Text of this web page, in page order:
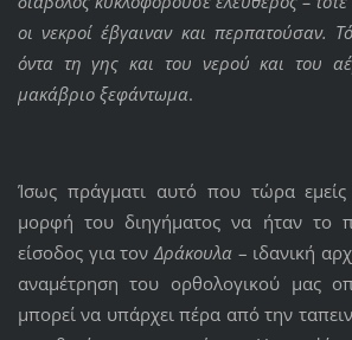
οι νεκροί έβγαιναν και περπατούσαν.
όντα τη γης και του νερού και του
μακάβριο ξεφάντωμα.
Ίσως πράγματι αυτό που τώρα
μορφή του διηγήματος να ήταν το
είσοδος για τον Δράκουλα – ιδανική
αναμέτρηση του ορθολογικού μας
μπορεί να υπάρχει πέρα από την